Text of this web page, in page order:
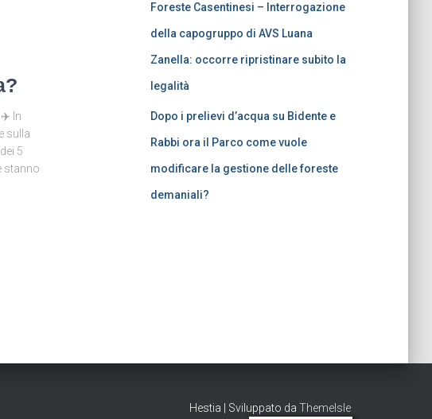
In
sulla
5
stanno
Foreste Casentinesi – Interrogazione
della capogruppo di AVS Luana
Zanella: occorre ripristinare subito la
legalità
Dopo i prelievi d’acqua su Bidente e
Rabbi ora il Parco come vuole
modificare la gestione delle foreste
demaniali?
Hestia | Sviluppato da ThemeIsle